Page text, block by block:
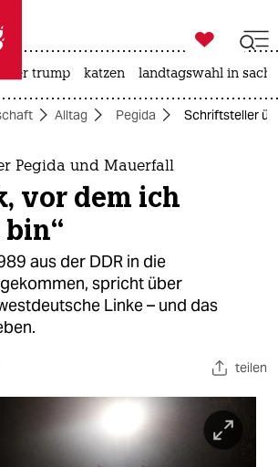
taz zahl ich
taz zahl ich

taz zahl ich
trump katzen landtagswahl in
Alltag Pegida Schriftsteller
Pegida und Mauerfall
vor dem ich
aus der DDR in die
spricht über
Linke – und das
teilen